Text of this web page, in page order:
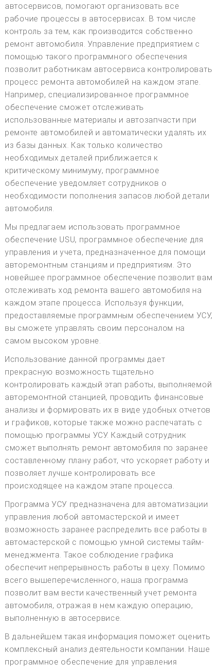
автосервисов, помогают организовать все
рабочие процессы в автосервисах. В том числе
контроль за тем, как производится собственно
ремонт автомобиля. Управление предприятием с
помощью такого программного обеспечения
позволит работникам автосервиса контролировать
процесс ремонта автомобилей на каждом этапе.
Например, специализированное программное
обеспечение сможет отслеживать
использованные материалы и автозапчасти при
ремонте автомобилей и автоматически удалять их
из базы данных. Как только количество
необходимых деталей приближается к
критическому минимуму, программное
обеспечение уведомляет сотрудников о
необходимости пополнения запасов любой детали
автомобиля.
Мы предлагаем использовать программное
обеспечение USU, программное обеспечение для
управления и учета, предназначенное для помощи
авторемонтным станциям и предприятиям. Это
новейшее программное обеспечение позволит вам
отслеживать ход ремонта вашего автомобиля на
каждом этапе процесса. Используя функции,
предоставляемые программным обеспечением УСУ,
вы сможете управлять своим персоналом на
самом высоком уровне.
Использование данной программы дает
прекрасную возможность тщательно
контролировать каждый этап работы, выполняемой
авторемонтной станцией, проводить финансовые
анализы и формировать их в виде удобных отчетов
и графиков, которые также можно распечатать с
помощью программы УСУ. Каждый сотрудник
сможет выполнять ремонт автомобиля по заранее
составленному плану работ, что ускоряет работу и
позволяет лучше контролировать все
происходящее на каждом этапе процесса.
Программа УСУ предназначена для автоматизации
управления любой автомастерской и имеет
возможность заранее распределить все работы в
автомастерской с помощью умной системы тайм-
менеджмента. Такое соблюдение графика
обеспечит непрерывность работы в цеху. Помимо
всего вышеперечисленного, наша программа
позволит вам вести качественный учет ремонта
автомобиля, отражая в нем каждую операцию,
выполненную в автосервисе.
В дальнейшем такая информация поможет оценить
комплексный анализ деятельности компании. Наше
программное обеспечение для управления